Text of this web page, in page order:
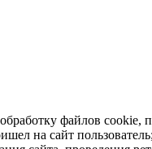
файлов
на сайт